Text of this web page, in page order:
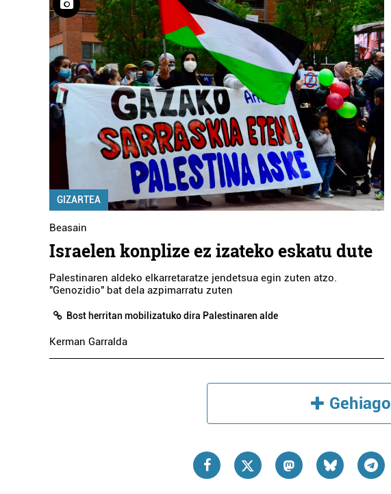
GIZARTEA
Beasain
Israelen konplize ez izateko eskatu dute
Palestinaren aldeko elkarretaratze jendetsua egin zuten atzo.
"Genozidio" bat dela azpimarratu zuten
Bost herritan mobilizatuko dira Palestinaren alde
Kerman Garralda
Gehiago